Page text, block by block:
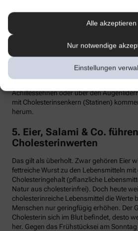
Alle akzeptieren
Nur notwendige
Einstellungen
bis zur Menopause durch Hormone
sind es rund 30 Prozent bis zum Alter
Hypercholesterinämie kommt bei etwa
vor. Sind in der Familie Fälle von frühen
Bypass-Operationen bekannt, sollte man
dringend überprüfen lassen. Anzeichen
Achillessehnen oder über den
mit Cholesterinsenkern (Statinen)
herum.
5. Eier, Salami & Co.
Cholesterinwerten
Das gilt als überholt. Zwar gehören Eier
fettreiche Wurst zu den Lebensmitteln
Cholesteringehalt (pflanzliche
Natur aus cholesterinfrei). Doch heute
cholesterinreiche Lebensmittel die Werte
Menschen nur geringfügig erhöhen. Der
Cholesterin sich im Blut befindet, desto
her. Gegen das Frühstücksei am